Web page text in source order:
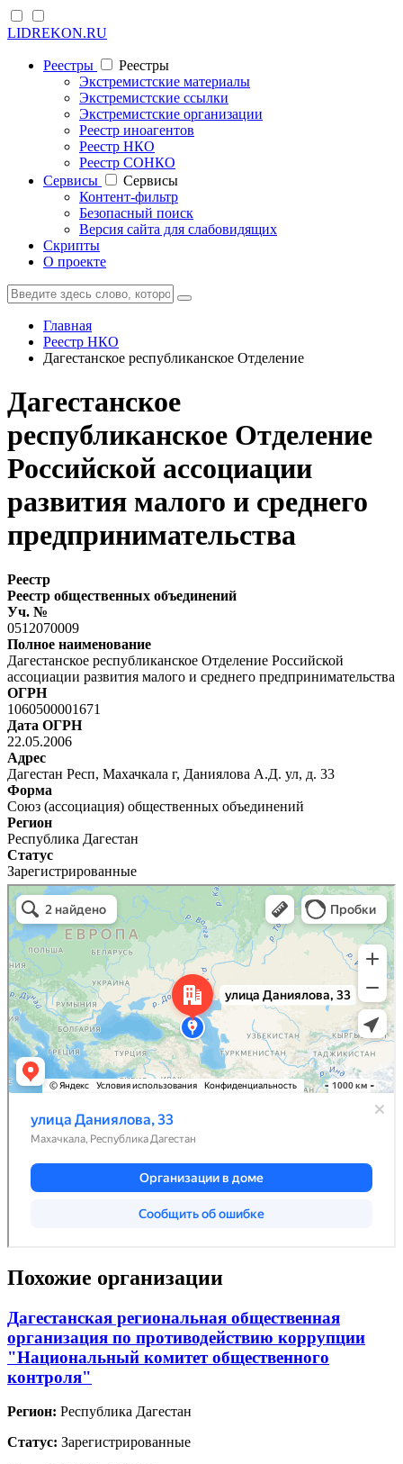
LIDREKON.RU
Реестры
Реестры
Экстремистские материалы
Экстремистские ссылки
Экстремистские организации
Реестр иноагентов
Реестр НКО
Реестр СОНКО
Cервисы
Cервисы
Контент-фильтр
Безопасный поиск
Версия сайта для слабовидящих
Скрипты
О проекте
Главная
Реестр НКО
Дагестанское республиканское Отделение
Дагестанское
республиканское Отделение
Российской ассоциации
развития малого и среднего
предпринимательства
Реестр
Реестр общественных объединений
Уч. №
0512070009
Полное наименование
Дагестанское республиканское Отделение Российской
ассоциации развития малого и среднего предпринимательства
ОГРН
1060500001671
Дата ОГРН
22.05.2006
Адрес
Дагестан Респ, Махачкала г, Даниялова А.Д. ул, д. 33
Форма
Союз (ассоциация) общественных объединений
Регион
Республика Дагестан
Статус
Зарегистрированные
Похожие организации
Дагестанская региональная общественная
организация по противодействию коррупции
"Национальный комитет общественного
контроля"
Регион: Республика Дагестан
Статус: Зарегистрированные